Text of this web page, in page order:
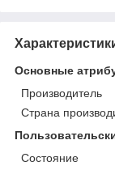
Основные
Производитель
Страна
Состояние